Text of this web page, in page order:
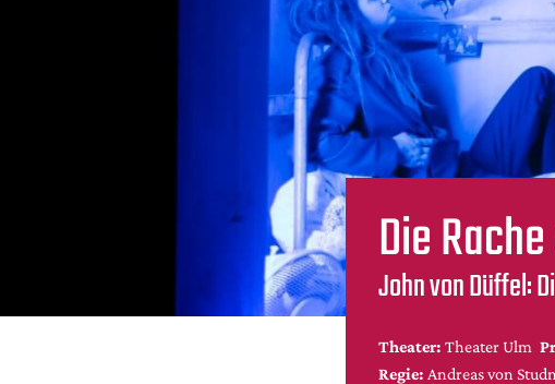
Die
John von Düffel:
Theater: Theater Ulm
Regie: Andreas von